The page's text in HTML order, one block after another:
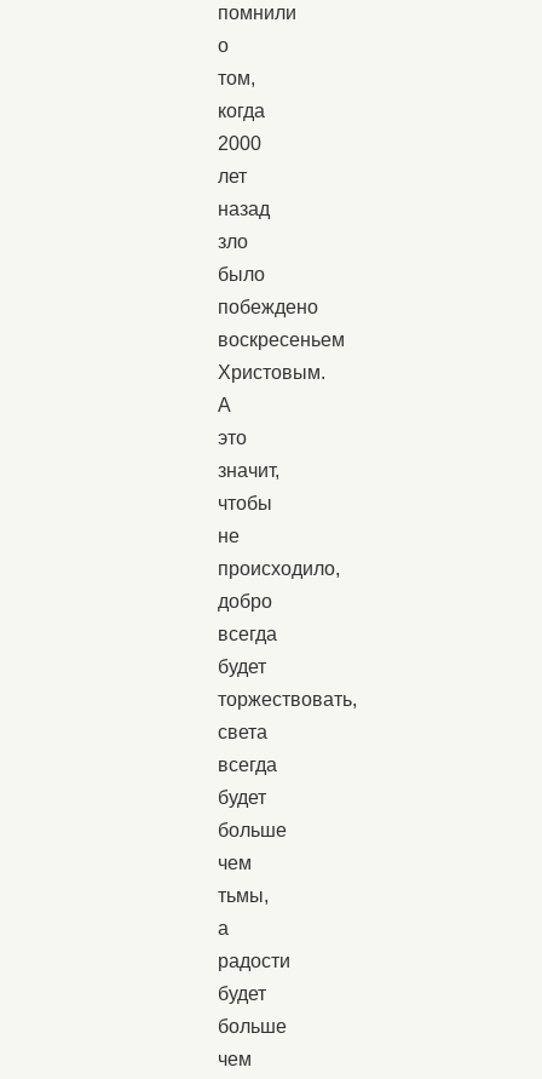
помнили
о
том,
когда
2000
лет
назад
зло
было
побеждено
воскресеньем
Христовым.
А
это
значит,
чтобы
не
происходило,
добро
всегда
будет
торжествовать,
света
всегда
будет
больше
чем
тьмы,
а
радости
будет
больше
чем